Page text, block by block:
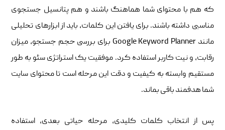
که هم با محتوای شما هماهنگ باشند و هم پتانسیل جستجوی
مناسبی داشته باشند. برای یافتن این کلمات، باید از ابزارهای تحلیلی
مانند Google Keyword Planner برای بررسی حجم جستجو، میزان
رقابت، و نیت کاربر استفاده کرد. موفقیت یک استراتژی سئو به طور
مستقیم وابسته به کیفیت و دقت این مرحله است تا محتوای سایت
شما هدفمند باقی بماند.
پس از انتخاب کلمات کلیدی، مرحله حیاتی بعدی، استفاده